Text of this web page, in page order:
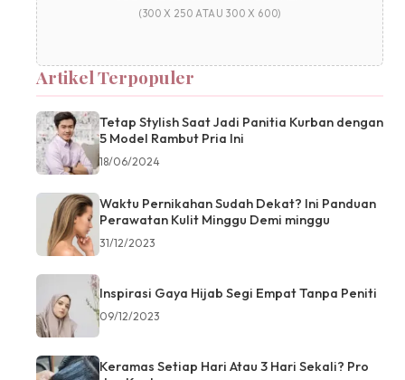
(300 X 250 ATAU 300 X 600)
Artikel Terpopuler
Tetap Stylish Saat Jadi Panitia Kurban dengan
5 Model Rambut Pria Ini
18/06/2024
Waktu Pernikahan Sudah Dekat? Ini Panduan
Perawatan Kulit Minggu Demi minggu
31/12/2023
Inspirasi Gaya Hijab Segi Empat Tanpa Peniti
09/12/2023
Keramas Setiap Hari Atau 3 Hari Sekali? Pro